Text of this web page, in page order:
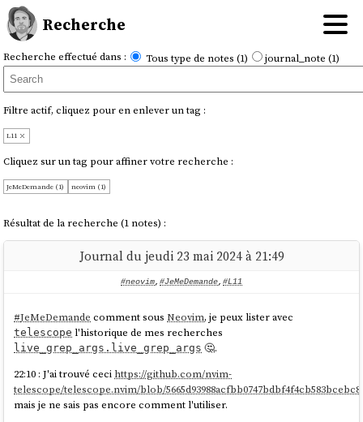
Recherche
Recherche effectué dans : Tous type de notes (1) journal_note (1)
Filtre actif, cliquez pour en enlever un tag :
L11
Cliquez sur un tag pour affiner votre recherche :
JeMeDemande (1) neovim (1)
Résultat de la recherche (1 notes) :
Journal du jeudi 23 mai 2024 à 21:49
#neovim, #JeMeDemande, #L11
#JeMeDemandecomment sousNeovim, je peux lister avec
telescope l'historique de mes recherches
live_grep_args.live_grep_args 🤔.
22:10 : J'ai trouvé ceci https://github.com/nvim-
telescope/telescope.nvim/blob/
mais je ne sais pas encore comment l'utiliser.